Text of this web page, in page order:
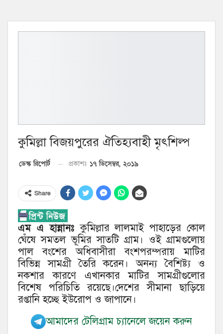
কুমিল্লা বিজয়পুরের ঐতিহ্যবাহী মৃৎশিল্প
ডেস্ক রিপোর্ট প্রকাশঃ ১৭ ডিসেম্বর, ২০১৯
Share
এম এ হান্নানঃকুমিল্লার লালমাই পাহাড়ের কোল
ঘেঁষে সমতল ভূমির সাতটি গ্রাম। ওই গ্রামগুলোয়
পাল বংশের অধিবাসীরা বংশপরম্পরায় মাটির
বিভিন্ন সামগ্রী তৈরি করেন। অনন্য বৈশিষ্ট্য ও
নকশার কারণে এখানকার মাটির সামগ্রীগুলোর
বিশেষ পরিচিতি রয়েছে।দেশের সীমানা ছাড়িয়ে
রপ্তানি হচ্ছে ইউরোপ ও জাপানে।
আমাদের টেলিগ্রাম চ্যানেলে জয়েন করুন